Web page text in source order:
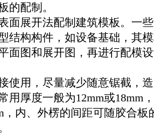
的配制。
面展开法配制建筑模板。一
结构构件，如设备基础，其
面图和展开图，再进行配模
使用，尽量减少随意锯截，
用厚度一般为12mm或18mm
，内、外楞的间距可随胶合板